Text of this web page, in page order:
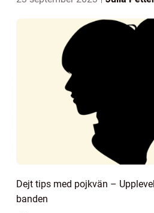
Dejt tips med pojkvän –
banden